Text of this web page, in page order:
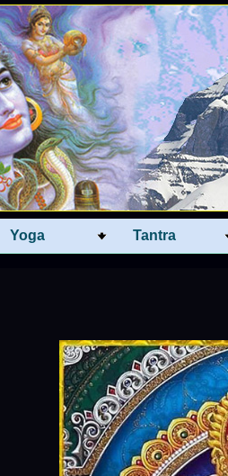
Yoga Tantra